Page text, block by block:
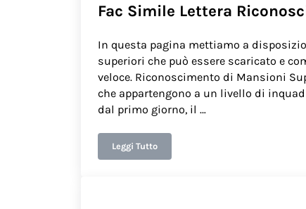
Fac Simile Lettera
In questa pagina mettiamo a
superiori che può essere scaricato e
veloce. Riconoscimento di Mansioni
che appartengono a un livello di
dal primo giorno, il …
Leggi TuttoFac Simile Lettera Riconoscimento di